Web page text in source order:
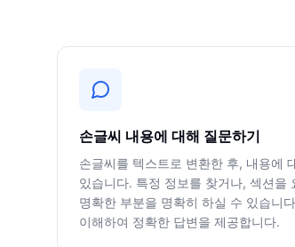
손글씨 내용에 대해 질문하기
손글씨를 텍스트로 변환한 후, 내용에
있습니다. 특정 정보를 찾거나, 섹션을
명확한 부분을 명확히 하실 수 있습니
이해하여 정확한 답변을 제공합니다.